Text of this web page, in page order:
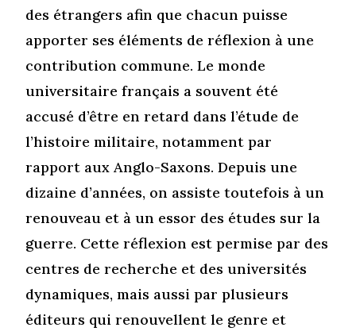
des étrangers afin que chacun puisse
apporter ses éléments de réflexion à une
contribution commune. Le monde
universitaire français a souvent été
accusé d’être en retard dans l’étude de
l’histoire militaire, notamment par
rapport aux Anglo-Saxons. Depuis une
dizaine d’années, on assiste toutefois à un
renouveau et à un essor des études sur la
guerre. Cette réflexion est permise par des
centres de recherche et des universités
dynamiques, mais aussi par plusieurs
éditeurs qui renouvellent le genre et